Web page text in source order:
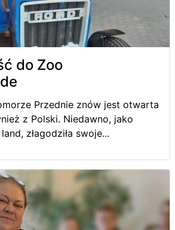
do Zoo
Przednie znów jest otwarta
z Polski. Niedawno, jako
złagodziła swoje...